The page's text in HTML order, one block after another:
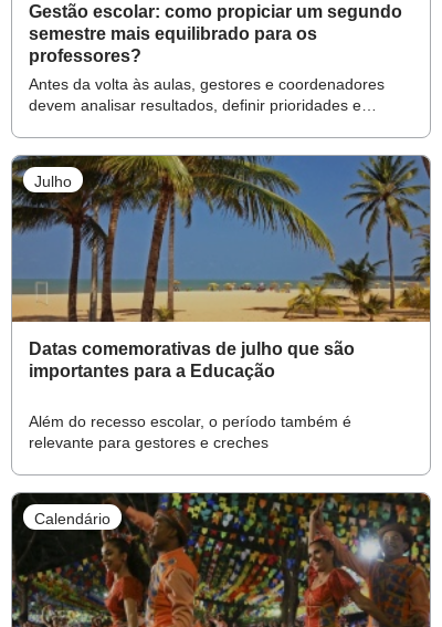
Gestão escolar: como propiciar um segundo
semestre mais equilibrado para os
professores?
Antes da volta às aulas, gestores e coordenadores
devem analisar resultados, definir prioridades e
Julho
Datas comemorativas de julho que são
importantes para a Educação
Além do recesso escolar, o período também é
relevante para gestores e creches
Calendário